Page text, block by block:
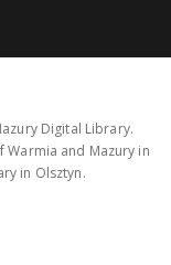
Digital Library.
and Mazury in
in Olsztyn.